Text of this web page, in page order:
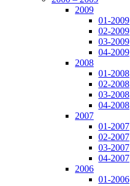
2009
01-2009
02-2009
03-2009
04-2009
2008
01-2008
02-2008
03-2008
04-2008
2007
01-2007
02-2007
03-2007
04-2007
2006
01-2006